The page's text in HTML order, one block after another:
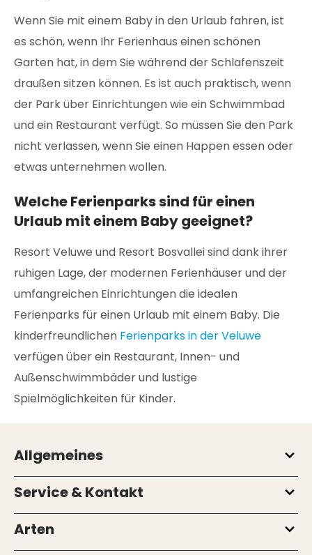
Wenn Sie mit einem Baby in den Urlaub fahren, ist
es schön, wenn Ihr Ferienhaus einen schönen
Garten hat, in dem Sie während der Schlafenszeit
draußen sitzen können. Es ist auch praktisch, wenn
der Park über Einrichtungen wie ein Schwimmbad
und ein Restaurant verfügt. So müssen Sie den Park
nicht verlassen, wenn Sie einen Happen essen oder
etwas unternehmen wollen.
Welche Ferienparks sind für einen
Urlaub mit einem Baby geeignet?
Resort Veluwe und Resort Bosvallei sind dank ihrer
ruhigen Lage, der modernen Ferienhäuser und der
umfangreichen Einrichtungen die idealen
Ferienparks für einen Urlaub mit einem Baby. Die
kinderfreundlichen Ferienparks in der Veluwe
verfügen über ein Restaurant, Innen- und
Außenschwimmbäder und lustige
Spielmöglichkeiten für Kinder.
Allgemeines
Service & Kontakt
Arten